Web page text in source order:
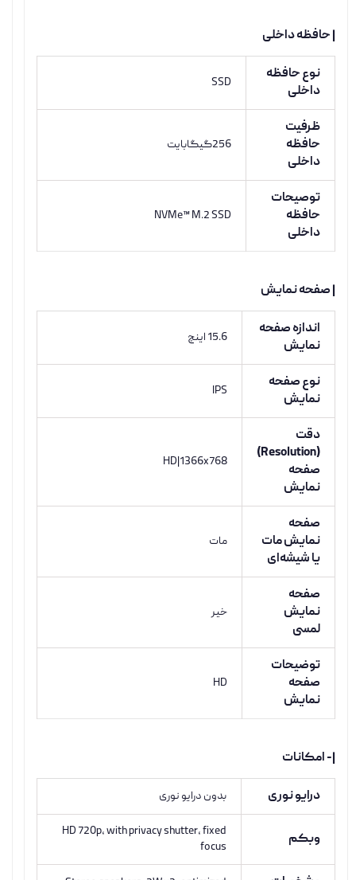
| حافظه داخلی
نوع حافظه
داخلی
SSD
ظرفیت
حافظه
داخلی
256گیگابایت
توصیحات
حافظه
داخلی
NVMe™ M.2 SSD
| صفحه نمایش
اندازه صفحه
نمایش
15.6 اینچ
نوع صفحه
نمایش
IPS
دقت
(Resolution)
صفحه
نمایش
HD|1366x768
صفحه
نمایش مات
یا شیشه‌ای
مات
صفحه
نمایش
لمسی
خیر
توضیحات
صفحه
نمایش
HD
|- امکانات
درایو نوری بدون درایو نوری
وبکم
HD 720p, with privacy shutter, fixed
focus